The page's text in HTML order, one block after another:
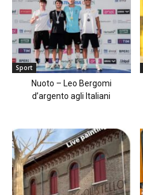
Sport
Nuoto – Leo Bergomi
d’argento agli Italiani